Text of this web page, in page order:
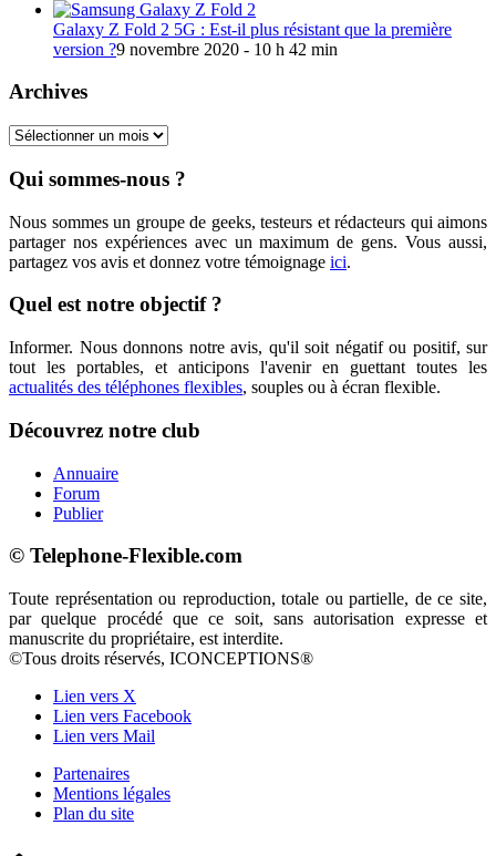
Galaxy Z Fold 2 5G : Est-il plus résistant que la première
version ?9 novembre 2020 - 10 h 42 min
Archives
Archives
Qui sommes-nous ?
Nous sommes un groupe de geeks, testeurs et rédacteurs qui aimons
partager nos expériences avec un maximum de gens. Vous aussi,
partagez vos avis et donnez votre témoignage ici.
Quel est notre objectif ?
Informer. Nous donnons notre avis, qu'il soit négatif ou positif, sur
tout les portables, et anticipons l'avenir en guettant toutes les
actualités des téléphones flexibles, souples ou à écran flexible.
Découvrez notre club
Annuaire
Forum
Publier
© Telephone-Flexible.com
Toute représentation ou reproduction, totale ou partielle, de ce site,
par quelque procédé que ce soit, sans autorisation expresse et
manuscrite du propriétaire, est interdite.
©Tous droits réservés, ICONCEPTIONS®
Lien vers X
Lien vers Facebook
Lien vers Mail
Partenaires
Mentions légales
Plan du site